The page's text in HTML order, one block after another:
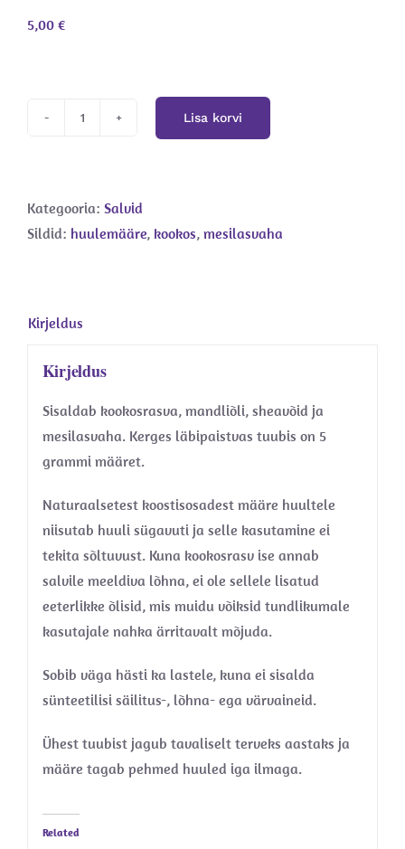
5,00 €
Lisa korvi
Kategooria: Salvid
Sildid: huulemääre, kookos, mesilasvaha
Kirjeldus
Kirjeldus
Sisaldab kookosrasva, mandliõli, sheavõid ja
mesilasvaha. Kerges läbipaistvas tuubis on 5
grammi määret.
Naturaalsetest koostisosadest määre huultele
niisutab huuli sügavuti ja selle kasutamine ei
tekita sõltuvust. Kuna kookosrasv ise annab
salvile meeldiva lõhna, ei ole sellele lisatud
eeterlikke õlisid, mis muidu võiksid tundlikumale
kasutajale nahka ärritavalt mõjuda.
Sobib väga hästi ka lastele, kuna ei sisalda
sünteetilisi säilitus-, lõhna- ega värvaineid.
Ühest tuubist jagub tavaliselt terveks aastaks ja
määre tagab pehmed huuled iga ilmaga.
Related